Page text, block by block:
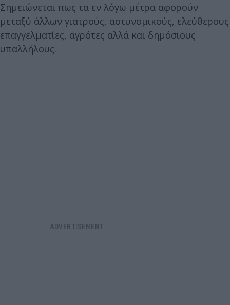
Σημειώνεται πως τα εν λόγω μέτρα αφορούν
μεταξύ άλλων γιατρούς, αστυνομικούς, ελεύθερους
επαγγελματίες, αγρότες αλλά και δημόσιους
υπαλλήλους.